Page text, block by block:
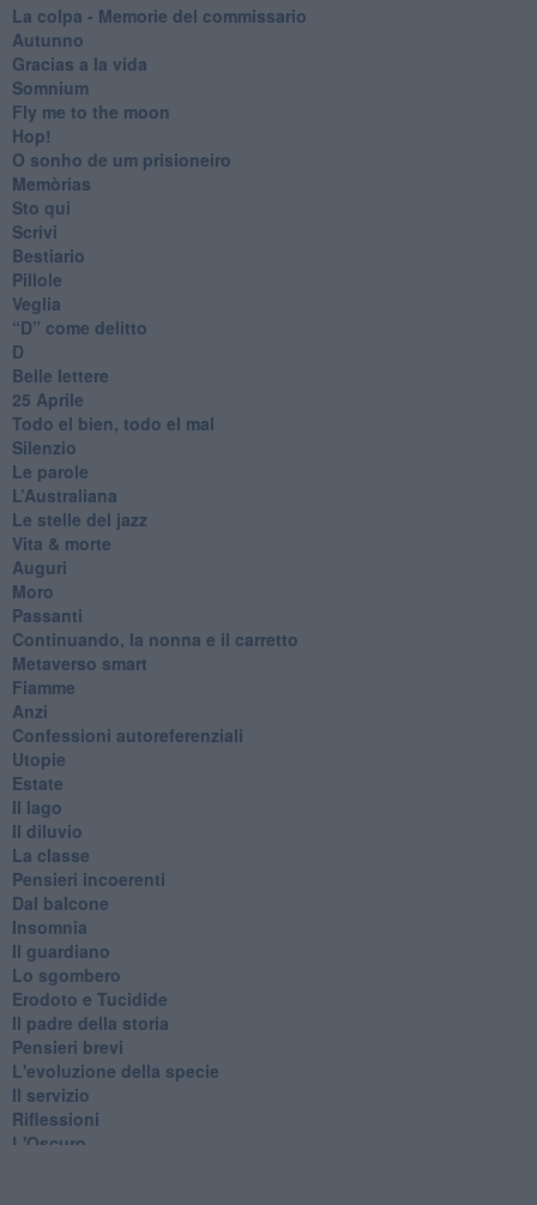
​La colpa - Memorie del commissario
Autunno
Gracias a la vida
Somnium
Fly me to the moon
Hop!
O sonho de um prisioneiro
Memòrias
Sto qui
Scrivi
Bestiario
Pillole
Veglia
​“D” come delitto
D
Belle lettere
25 Aprile
Todo el bien, todo el mal
Silenzio
Le parole
​L’Australiana
Le stelle del jazz
Vita & morte
Auguri
Moro
Passanti
Continuando, la nonna e il carretto
Metaverso smart
Fiamme
Anzi
Confessioni autoreferenziali
Utopie
Estate
Il lago
Il diluvio
La classe
Pensieri incoerenti
Dal balcone
Insomnia
Il guardiano
Lo sgombero
Erodoto e Tucidide
Il padre della storia
Pensieri brevi
L'evoluzione della specie
Il servizio
Riflessioni
L'Oscuro